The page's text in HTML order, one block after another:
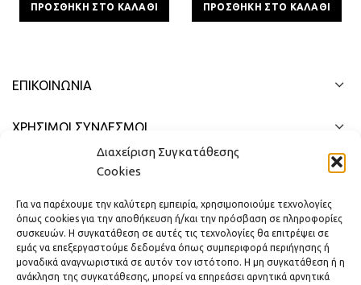
Διαχείριση Συγκατάθεσης
Cookies
Για να παρέχουμε την καλύτερη εμπειρία, χρησιμοποιούμε τεχνολογίες
όπως cookies για την αποθήκευση ή/και την πρόσβαση σε πληροφορίες
συσκευών. Η συγκατάθεση σε αυτές τις τεχνολογίες θα επιτρέψει σε
εμάς να επεξεργαστούμε δεδομένα όπως συμπεριφορά περιήγησης ή
μοναδικά αναγνωριστικά σε αυτόν τον ιστότοπο. Η μη συγκατάθεση ή η
ανάκληση της συγκατάθεσης, μπορεί να επηρεάσει αρνητικά αρνητικά
ΠΡΟΣΘΉΚΗ ΣΤΟ ΚΑΛΆΘΙ ΠΡΟΣΘΉΚΗ ΣΤΟ ΚΑΛΆΘΙ
ΕΠΙΚΟΙΝΩΝΊΑ
ΧΡΗΣΙΜΟΙ ΣΥΝΔΕΣΜΟΙ
ΓΡΉΓΟΡΟ ΜΕΝΟΎ